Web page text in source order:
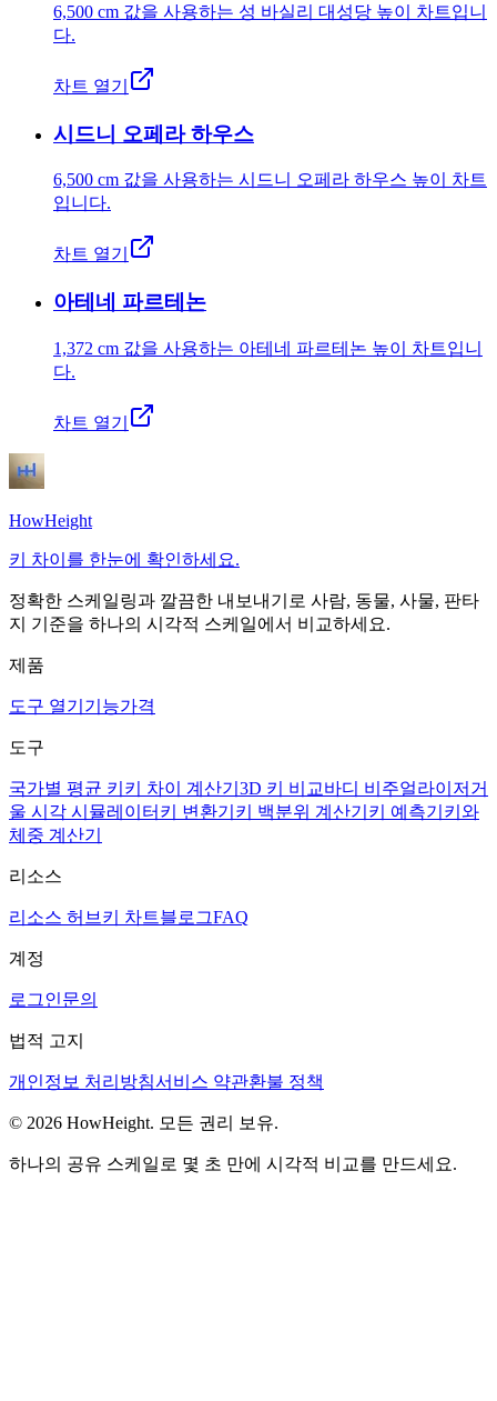
6,500 cm 값을 사용하는 성 바실리 대성당 높이 차트입니
다.
차트 열기
시드니 오페라 하우스
6,500 cm 값을 사용하는 시드니 오페라 하우스 높이 차트
입니다.
차트 열기
아테네 파르테논
1,372 cm 값을 사용하는 아테네 파르테논 높이 차트입니
다.
차트 열기
HowHeight
키 차이를 한눈에 확인하세요.
정확한 스케일링과 깔끔한 내보내기로 사람, 동물, 사물, 판타
지 기준을 하나의 시각적 스케일에서 비교하세요.
제품
도구 열기 기능가격
도구
국가별 평균 키 키 차이 계산기 3D 키 비교바디 비주얼라이저 거
울 시각 시뮬레이터 키 변환기 키 백분위 계산기 키 예측기 키와
체중 계산기
리소스
리소스 허브 키 차트블로그FAQ
계정
로그인문의
법적 고지
개인정보 처리방침서비스 약관환불 정책
© 2026 HowHeight. 모든 권리 보유.
하나의 공유 스케일로 몇 초 만에 시각적 비교를 만드세요.